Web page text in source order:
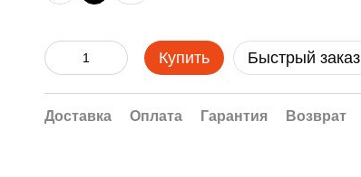
Купить Быстрый заказ
Доставка Оплата Гарантия Возврат